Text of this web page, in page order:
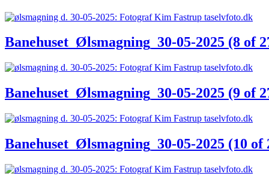
Banehuset_Ølsmagning_30-05-2025 (8 of
Banehuset_Ølsmagning_30-05-2025 (9 of
Banehuset_Ølsmagning_30-05-2025 (10 of